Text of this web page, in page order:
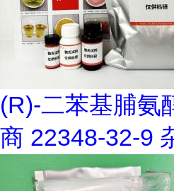
(R)-二苯基脯氨
商 22348-32-9